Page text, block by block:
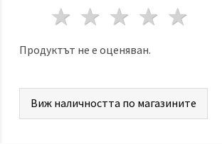
"бисквитки"
"Запази"
Приеми
4
3 звезди
2 звезди
1 звезда
Продуктът не е оценяван.
Виж наличността по магазините